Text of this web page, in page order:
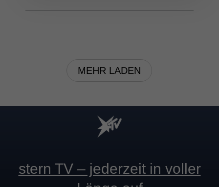
MEHR LADEN
stern TV – jederzeit in voller